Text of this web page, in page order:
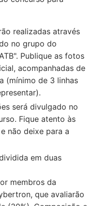
realizadas através
no grupo do
Publique as fotos
acompanhadas de
(mínimo de 3 linhas
será divulgado no
Fique atento às
não deixe para a
em duas
membros da
que avaliarão